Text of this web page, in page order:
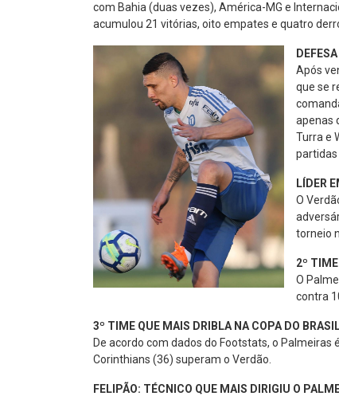
com Bahia (duas vezes), América-MG e
acumulou 21 vitórias, oito empates e quatro
Após
que se
apenas
Turra e
partidas
LÍDER
O
torneio
2º
O
contra
3º TIME QUE MAIS DRIBLA NA COPA DO
De acordo com dados do Footstats, o
Corinthians (36) superam o Verdão.
FELIPÃO: TÉCNICO QUE MAIS DIRIGIU O